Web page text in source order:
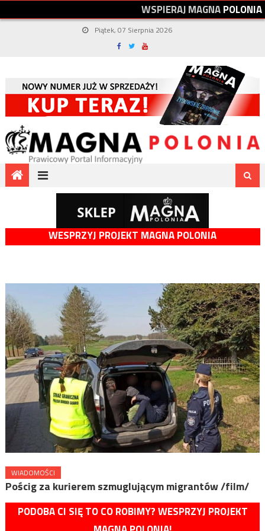
WSPIERAJMAGNAPOLONIA
Piątek, 07 Sierpnia 2026
WESPRZYJ PROJEKT MAGNA POLONIA
WIADOMOŚCI
Pościg za kurierem szmuglującym migrantów /film/
PODOBA CI SIĘ TO CO ROBIMY? WESPRZYJ PROJEKT